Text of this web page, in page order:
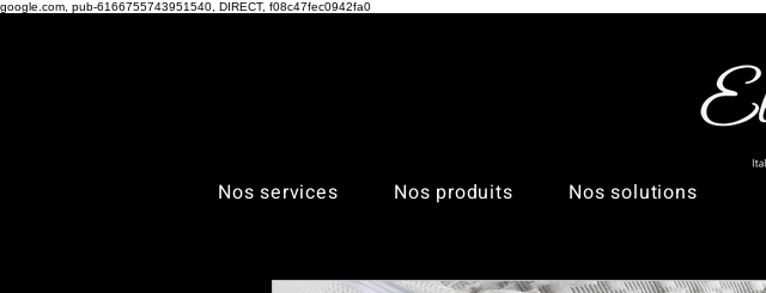
google.com, pub-6166755743951540, DIRECT, f08c47fec0942fa0
Nos services Nos produits Nos solutions